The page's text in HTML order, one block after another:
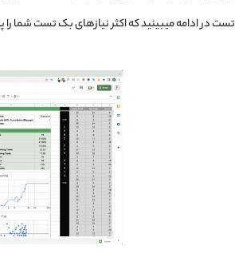
در ادامه میبینید که اکثر نیازهای بک تست